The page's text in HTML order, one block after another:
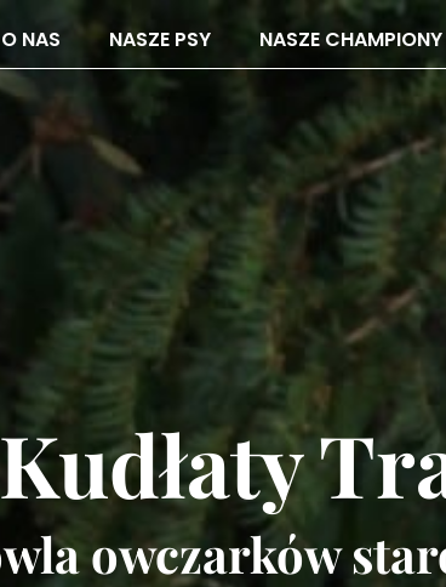
O NAS NASZE PSY NASZE CHAMPIONY
Kudłaty
owczarków